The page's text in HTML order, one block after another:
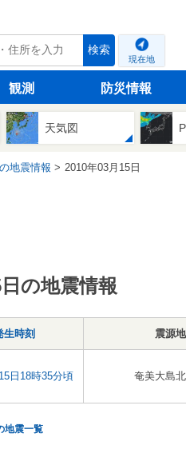
検索
現在地
観測 防災情報
天気図
地震情報 2010年03月15日
の地震情報
時刻 震源地
日18時35分頃 奄美大島
地震一覧